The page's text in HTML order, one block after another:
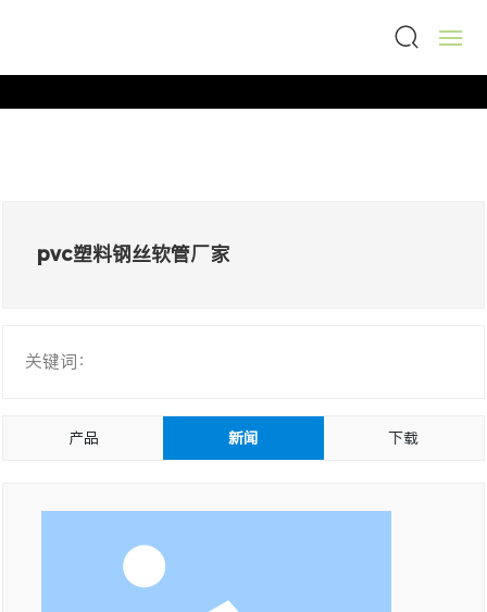
pvc塑料钢丝软管厂家
关键词：
产品 新闻 下载